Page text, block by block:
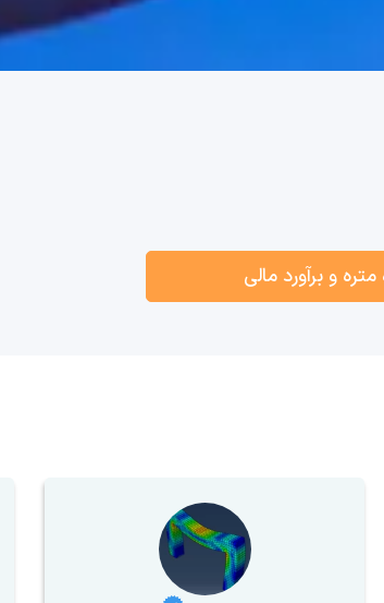
و برآورد مالی